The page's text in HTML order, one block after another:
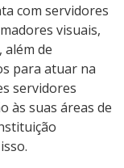
com servidores
visuais,
além de
para atuar na
servidores
às suas áreas de